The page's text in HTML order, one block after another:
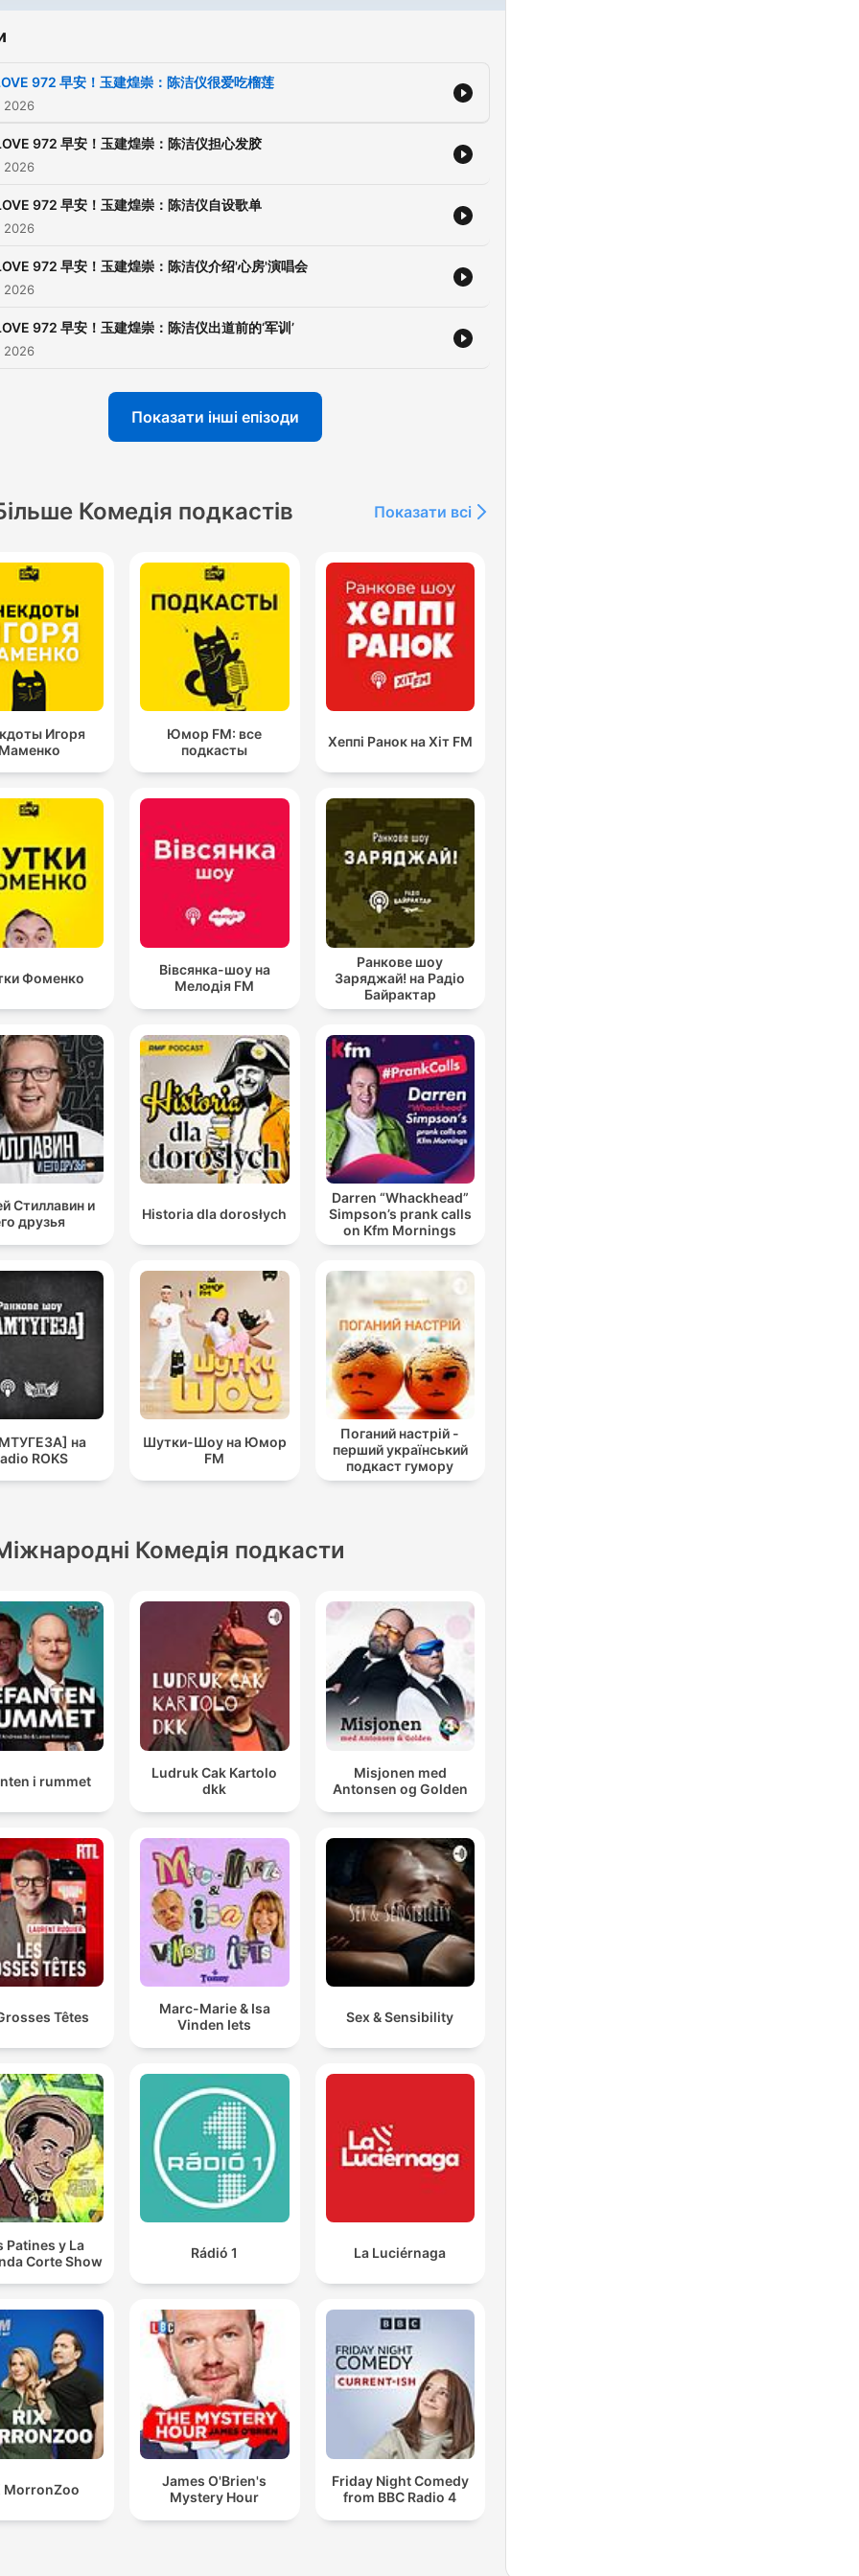
972 早安！玉建煌崇：陈洁仪很爱吃榴莲
2026
972 早安！玉建煌崇：陈洁仪担心发胶
2026
972 早安！玉建煌崇：陈洁仪自设歌单
2026
972 早安！玉建煌崇：陈洁仪介绍'心房'演唱会
2026
972 早安！玉建煌崇：陈洁仪出道前的‘军训’
2026
Показати інші епізоди
Комедія подкастів Показати всі
Игоря
Юмор FM: все
подкасты
Хеппі Ранок на Хіт FM
Фоменко
Вівсянка-шоу на
Мелодія FM
Ранкове шоу
Заряджай! на Радіо
Байрактар
Стиллавин и
друзья
Historia dla dorosłych
Darren “Whackhead”
Simpson’s prank calls
on Kfm Mornings
на
ROKS
Шутки-Шоу на Юмор
FM
Поганий настрій -
перший український
подкаст гумору
Комедія подкасти
i rummet
Ludruk Cak Kartolo
dkk
Misjonen med
Antonsen og Golden
Têtes
Marc-Marie & Isa
Vinden Iets
Sex & Sensibility
Patines y La
Corte Show
Rádió 1 La Luciérnaga
MorronZoo
James O'Brien's
Mystery Hour
Friday Night Comedy
from BBC Radio 4